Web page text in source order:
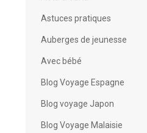
Astuces pratiques
Auberges de jeunesse
Avec bébé
Blog Voyage Espagne
Blog voyage Japon
Blog Voyage Malaisie